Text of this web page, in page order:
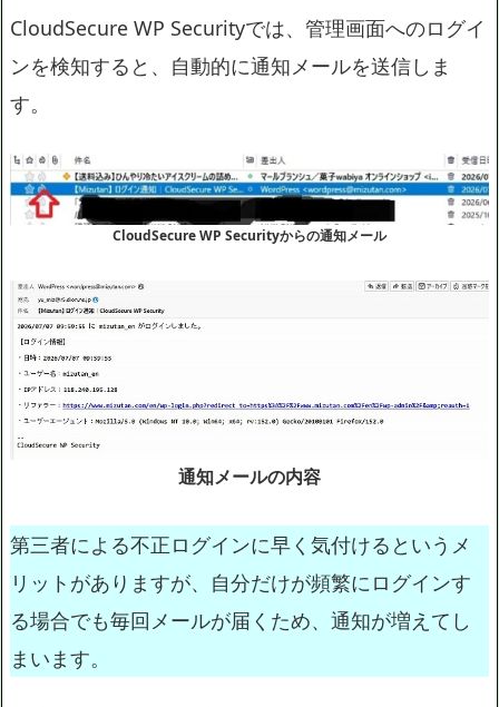
CloudSecure WP Securityでは、管理画面へのログイ
ンを検知すると、自動的に通知メールを送信しま
す。
CloudSecure WP Securityからの通知メール
通知メールの内容
第三者による不正ログインに早く気付けるというメ
リットがありますが、自分だけが頻繁にログインす
る場合でも毎回メールが届くため、通知が増えてし
まいます。